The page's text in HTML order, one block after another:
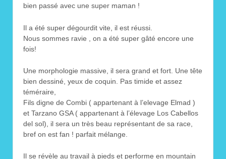
bien passé avec une super maman !
Il a été super dégourdit vite, il est réussi.
Nous sommes ravie , on a été super gâté encore une
fois!
Une morphologie massive, il sera grand et fort. Une tête
bien dessiné, yeux de coquin. Pas timide et assez
téméraire,
Fils digne de Combi ( appartenant à l’elevage Elmad )
et Tarzano GSA ( appartenant à l’élevage Los Cabellos
del sol), il sera un très beau représentant de sa race,
bref on est fan ! parfait mélange.
Il se révèle au travail à pieds et performe en mountain